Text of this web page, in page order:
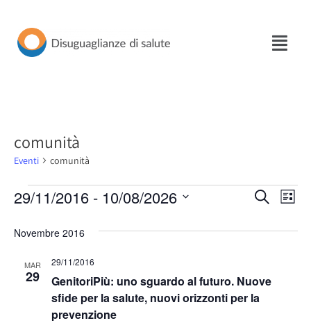
Vai
comunità
Eventi comunità
Eventi
viste
Cerca Lista
29/11/2016 - 10/08/2026
la
Novembre 2016
MAR
29
GenitoriPiù: uno sguardo al futuro. Nuove
sfide per la salute, nuovi orizzonti per la
prevenzione
29/11/2016